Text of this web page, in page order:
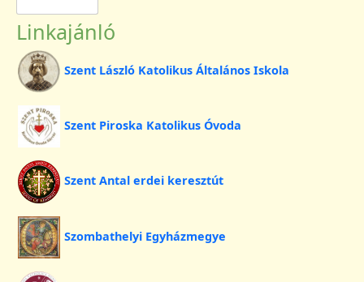
Linkajánló
Szent László Katolikus Általános Iskola
Szent Piroska Katolikus Óvoda
Szent Antal erdei keresztút
Szombathelyi Egyházmegye